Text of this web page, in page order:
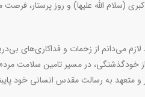
(سلام الله علیها) و روز پرستار،
می‌دانم از زحمات و فداکاری‌های
در مسیر تامین سلامت
متعهد به رسالت مقدس انسانی خود